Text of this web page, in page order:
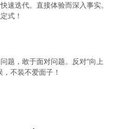
速迭代。直接体验而深入事实。
式！
题，敢于面对问题。反对“向上
不装不爱面子！